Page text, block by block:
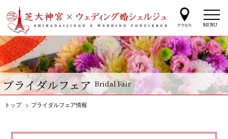
ブライダルフェア Bridal Fair
MENU
トップ > ブライダルフェア情報